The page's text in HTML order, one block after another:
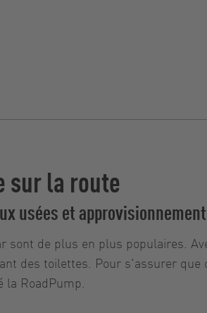
sur la route
usées et
sont de plus en plus populaires.
des toilettes. Pour s'assurer
la RoadPump.